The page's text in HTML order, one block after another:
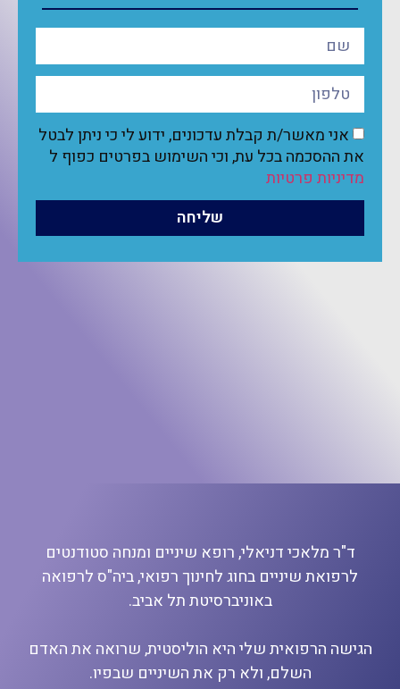
אני מאשר/ת קבלת עדכונים, ידוע לי כי ניתן לבטל
את ההסכמה בכל עת, וכי השימוש בפרטים כפוף ל
מדיניות פרטיות
שליחה
ד"ר מלאכי דניאלי, רופא שיניים ומנחה סטודנטים
לרפואת שיניים בחוג לחינוך רפואי, ביה"ס לרפואה
באוניברסיטת תל אביב.
הגישה הרפואית שלי היא הוליסטית, שרואה את האדם
השלם, ולא רק את השיניים שבפיו.